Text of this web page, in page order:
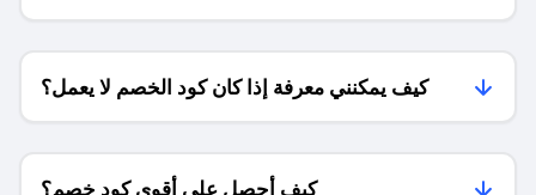
الشحن ؟
كيف يمكنني معرفة إذا كان كود الخصم لا يعمل؟
كيف أحصل على أقوى كود خصم؟